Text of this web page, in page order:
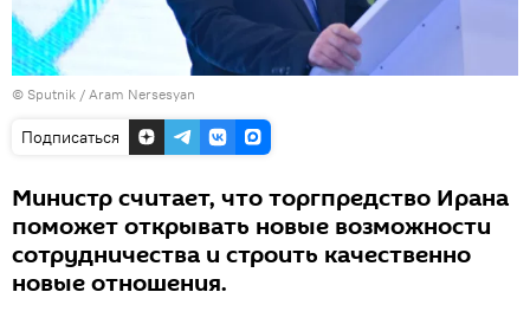
© Sputnik / Aram Nersesyan
Подписаться
Министр считает, что торгпредство Ирана
поможет открывать новые возможности
сотрудничества и строить качественно
новые отношения.